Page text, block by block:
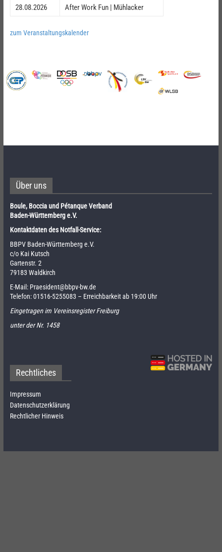
28.08.2026
After Work Fun | Mühlacker
zum Veranstaltungskalender
Über uns
Boule, Boccia und Pétanque Verband
Baden-Württemberg e.V.
Kontaktdaten des Notfall-Service:
BBPV Baden-Württemberg e.V.
c/o Kai Kutsch
Gartenstr. 2
79183 Waldkirch
E-Mail: Praesident@bbpv-bw.de
Telefon:01516-5255083 – Erreichbarkeit ab 19:00 Uhr
Eingetragen im Vereinsregister Freiburg
unter der Nr. 1458
Rechtliches
Impressum
Datenschutzerklärung
Rechtlicher Hinweis